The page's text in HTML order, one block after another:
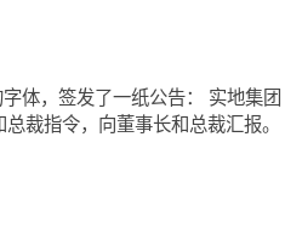
体，签发了一纸公告： 实地集团
裁指令，向董事长和总裁汇报。